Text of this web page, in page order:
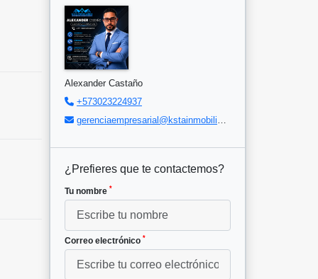
Alexander Castaño
+573023224937
gerenciaempresarial@kstainmobiliaria.com
¿Prefieres que te contactemos?
Tu nombre *
Correo electrónico *